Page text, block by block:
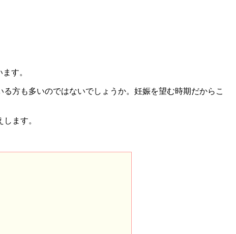
す。
方も多いのではないでしょうか。妊娠を望む時期だからこ
ます。